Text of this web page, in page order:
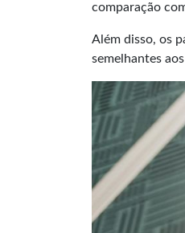
comparação
Além disso, os
semelhantes